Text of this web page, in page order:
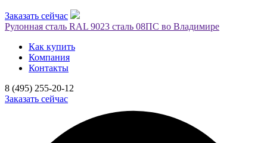
Заказать сейчас
Рулонная сталь RAL 9023 сталь 08ПС во Владимире
Как купить
Компания
Контакты
8 (495) 255-20-12
Заказать сейчас